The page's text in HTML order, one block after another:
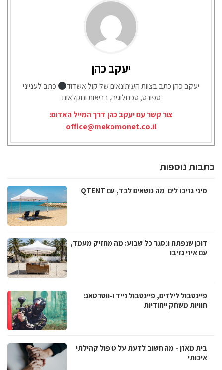
יעקב כהן
יעקב כהן כתב בצוות העיתונאים של קול אשדוד
כתב לענייני
ספורט, טכנולוגיה, בריאות וחקלאות
צור קשר עם יעקב כהן דרך המייל האדום:
office@mekomonet.co.il
כתבות נוספות
מיני גזיבו לים: מה נושאים לבד, עם QTENT
דוכן שנפתח ונסגר כל שבוע: מה מחזיק מעמד,
עם איזי גזיבו
פיינטבול לילדים, פיינטבול נייד ו-ווטרטאג:
חוויות משחק ייחודיות
בית מאזן - מה חשוב לדעת על טיפול קהילתי
איכותי